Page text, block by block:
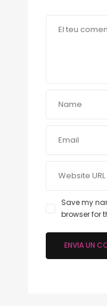
Save my
browser for